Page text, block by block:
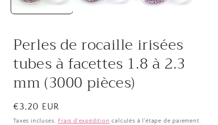
Perles de rocaille irisées
tubes à facettes 1.8 à 2.3
mm (3000 pièces)
Prix
habituel
€3,20 EUR
Taxes incluses. Frais d'expédition calculés à l'étape de paiement.